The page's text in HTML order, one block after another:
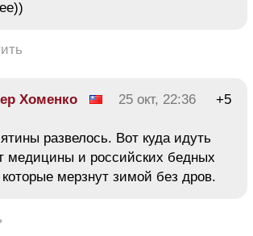
Хоменко 25 окт, 22:36 +5
развелось. Вот куда идуть
медицины и российских бедных
мерзнут зимой без дров.